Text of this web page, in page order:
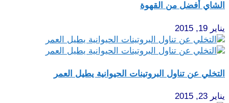
الشاي أفضل من القهوة
يناير 19, 2015
التخلي عن تناول البروتينات الحيوانية يطيل العمر
يناير 23, 2015